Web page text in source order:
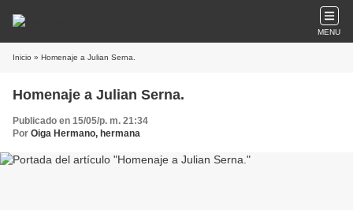
MENU
Inicio » Homenaje a Julian Serna.
Homenaje a Julian Serna.
Publicado en 15/05/p. m. 21:34
Por Oiga Hermano, hermana